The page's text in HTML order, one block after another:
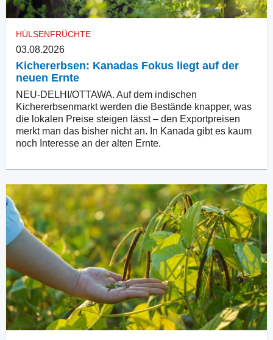
HÜLSENFRÜCHTE
03.08.2026
Kichererbsen: Kanadas Fokus liegt auf der
neuen Ernte
NEU-DELHI/OTTAWA. Auf dem indischen
Kichererbsenmarkt werden die Bestände knapper, was
die lokalen Preise steigen lässt – den Exportpreisen
merkt man das bisher nicht an. In Kanada gibt es kaum
noch Interesse an der alten Ernte.